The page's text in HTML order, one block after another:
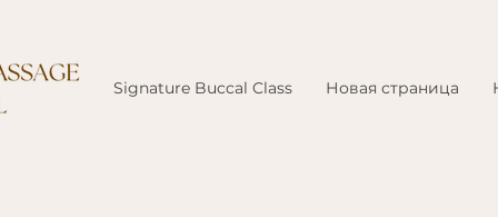
Signature Buccal Class Новая страница